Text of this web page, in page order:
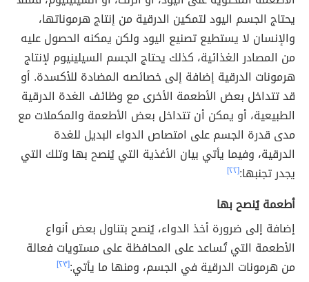
يحتاج الجسم اليود لتمكين الدرقية من إنتاج هرموناتها،
والإنسان لا يستطيع تصنيع اليود ولكن يمكنه الحصول عليه
من المصادر الغذائية، كذلك يحتاج الجسم السيلينيوم لإنتاج
هرمونات الدرقية إضافة إلى خصائصه المضادة للأكسدة. أو
قد تتداخل بعض الأطعمة الأخرى مع وظائف الغدة الدرقية
الطبيعية، أو يمكن أن تتداخل بعض الأطعمة والمكملات مع
مدى قدرة الجسم على امتصاص الدواء البديل للغدة
الدرقية، وفيما يأتي بيان الأغذية التي يُنصح بها وتلك التي
يجدر تجنبها:[٢٢]
أطعمة يُنصح بها
إضافة إلى ضرورة أخذ الدواء، يُنصح بتناول بعض أنواع
الأطعمة التي تُساعد على المحافظة على مستويات فعالة
من هرمونات الدرقية في الجسم، ومنها ما يأتي:[٢٣]